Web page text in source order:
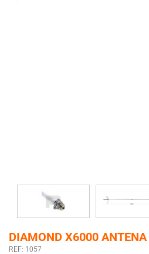
DIAMOND X6000
REF: 1057